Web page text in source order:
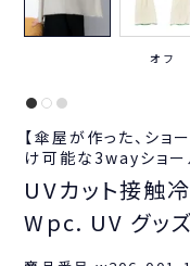
オフ
【傘屋が作った、シ
け可能な3wayショ
UVカット接触
Wpc. UV グッ